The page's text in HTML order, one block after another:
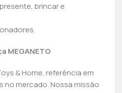
brincar e
MEGANETO
& Home, referência em
no mercado. Nossa missão